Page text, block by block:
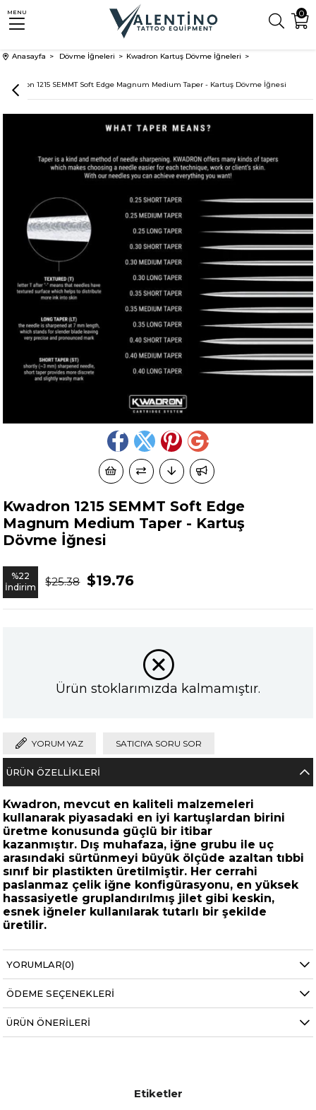
0
MENU
Anasayfa Dövme İğneleri Kwadron Kartuş Dövme İğneleri
Kwadron 1215 SEMMT Soft Edge Magnum Medium Taper - Kartuş Dövme İğnesi
Kwadron 1215 SEMMT Soft Edge
Magnum Medium Taper - Kartuş
Dövme İğnesi
%22
İndirim
$25.38 $19.76
Ürün stoklarımızda kalmamıştır.
YORUM YAZ SATICIYA SORU SOR
ÜRÜN ÖZELLIKLERI
Kwadron, mevcut en kaliteli malzemeleri
kullanarak piyasadaki en iyi kartuşlardan birini
üretme konusunda güçlü bir itibar
kazanmıştır. Dış muhafaza, iğne grubu ile uç
arasındaki sürtünmeyi büyük ölçüde azaltan tıbbi
sınıf bir plastikten üretilmiştir. Her cerrahi
paslanmaz çelik iğne konfigürasyonu, en yüksek
hassasiyetle gruplandırılmış jilet gibi keskin,
esnek iğneler kullanılarak tutarlı bir şekilde
üretilir.
Bu yeni kartuşlar ayrıca optimum performans
sağlayan tam bir membran stabilizasyon sistemi
ile tasarlanmıştır. Ayrıca, mürekkebin geri akışına
karşı yeterli koruma sağlayan membran tarzı bir
sistem içerirler.
Özellikler:
YORUMLAR(0)
ÖDEME SEÇENEKLERI
ÜRÜN ÖNERILERI
Etiketler